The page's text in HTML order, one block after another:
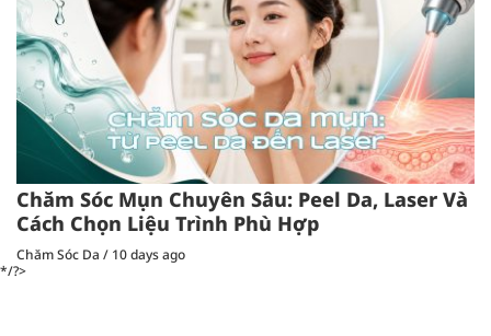
Chăm Sóc Mụn Chuyên Sâu: Peel Da, Laser Và
Cách Chọn Liệu Trình Phù Hợp
Chăm Sóc Da / 10 days ago
*/?>